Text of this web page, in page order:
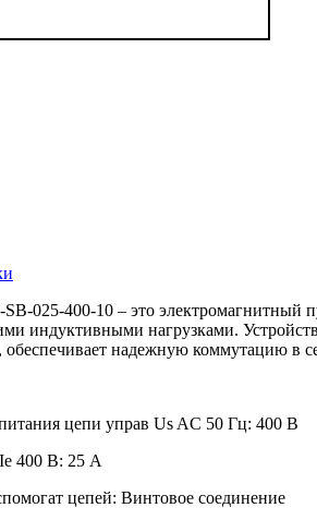
025-400-10 – это электромагнитный
индуктивными нагрузками.
надежную коммутацию в
цепи управ Us AC 50 Гц: 400 В
400 В: 25 А
цепей: Винтовое соединение